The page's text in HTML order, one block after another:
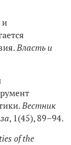
и
Власть и
Вестник
, 1(45), 89–94.
of the